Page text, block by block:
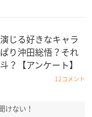
じる好きなキャラ
り沖田総悟？それ
？【アンケート】
12コメント
けない！